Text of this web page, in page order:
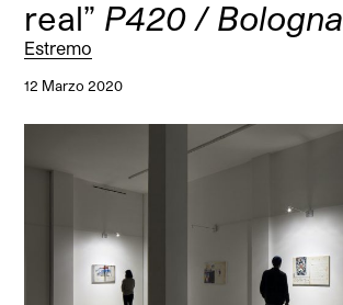
real” P420 / Bologna
Estremo
12 Marzo 2020